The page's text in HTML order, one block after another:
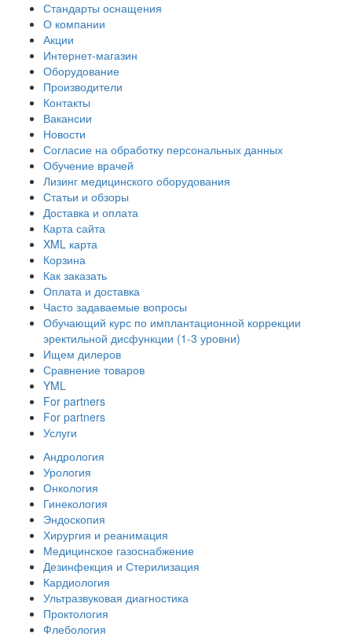
Стандарты оснащения
О компании
Акции
Интернет-магазин
Оборудование
Производители
Контакты
Вакансии
Новости
Согласие на обработку персональных данных
Обучение врачей
Лизинг медицинского оборудования
Статьи и обзоры
Доставка и оплата
Карта сайта
XML карта
Корзина
Как заказать
Оплата и доставка
Часто задаваемые вопросы
Обучающий курс по имплантационной коррекции
эректильной дисфункции (1-3 уровни)
Ищем дилеров
Сравнение товаров
YML
For partners
For partners
Услуги
Андрология
Урология
Онкология
Гинекология
Эндоскопия
Хирургия и реанимация
Медицинское газоснабжение
Дезинфекция и Стерилизация
Кардиология
Ультразвуковая диагностика
Проктология
Флебология